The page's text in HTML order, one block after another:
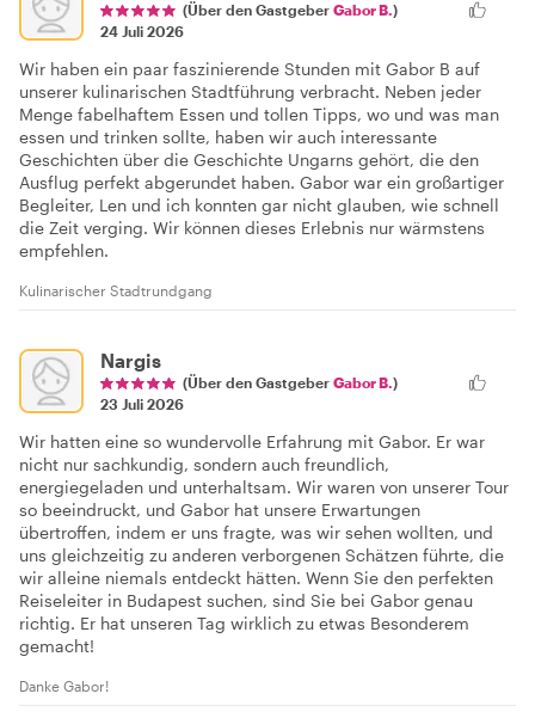
(Über den Gastgeber Gabor B.)
24 Juli 2026
Wir haben ein paar faszinierende Stunden mit Gabor B auf
unserer kulinarischen Stadtführung verbracht. Neben jeder
Menge fabelhaftem Essen und tollen Tipps, wo und was man
essen und trinken sollte, haben wir auch interessante
Geschichten über die Geschichte Ungarns gehört, die den
Ausflug perfekt abgerundet haben. Gabor war ein großartiger
Begleiter, Len und ich konnten gar nicht glauben, wie schnell
die Zeit verging. Wir können dieses Erlebnis nur wärmstens
empfehlen.
Kulinarischer Stadtrundgang
Nargis
(Über den Gastgeber Gabor B.)
23 Juli 2026
Wir hatten eine so wundervolle Erfahrung mit Gabor. Er war
nicht nur sachkundig, sondern auch freundlich,
energiegeladen und unterhaltsam. Wir waren von unserer Tour
so beeindruckt, und Gabor hat unsere Erwartungen
übertroffen, indem er uns fragte, was wir sehen wollten, und
uns gleichzeitig zu anderen verborgenen Schätzen führte, die
wir alleine niemals entdeckt hätten. Wenn Sie den perfekten
Reiseleiter in Budapest suchen, sind Sie bei Gabor genau
richtig. Er hat unseren Tag wirklich zu etwas Besonderem
gemacht!
Danke Gabor!